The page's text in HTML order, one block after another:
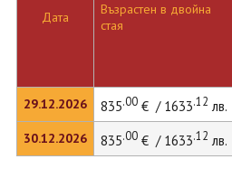
Дата
29.12.2026
30.12.2026
Възрастен в двойна
стая
835.00€ / 1633.12 лв.
835.00€ / 1633.12 лв.